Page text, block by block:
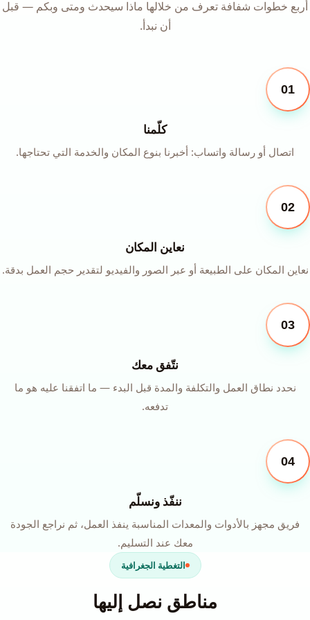
أربع خطوات شفافة تعرف من خلالها ماذا سيحدث ومتى وبكم — قبل
أن نبدأ.
01
كلّمنا
اتصال أو رسالة واتساب: أخبرنا بنوع المكان والخدمة التي تحتاجها.
02
نعاين المكان
نعاين المكان على الطبيعة أو عبر الصور والفيديو لتقدير حجم العمل بدقة.
03
نتّفق معك
نحدد نطاق العمل والتكلفة والمدة قبل البدء — ما اتفقنا عليه هو ما
تدفعه.
04
ننفّذ ونسلّم
فريق مجهز بالأدوات والمعدات المناسبة ينفذ العمل، ثم نراجع الجودة
معك عند التسليم.
التغطية الجغرافية
مناطق نصل إليها